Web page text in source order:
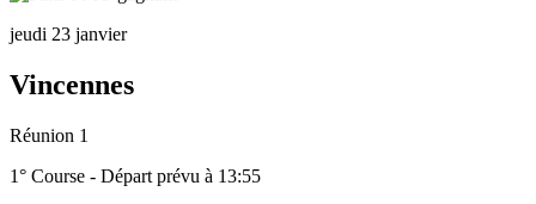
jeudi 23 janvier
Vincennes
Réunion 1
1° Course - Départ prévu à 13:55